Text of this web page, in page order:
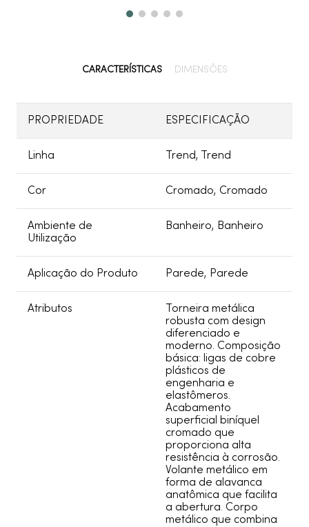
CARACTERÍSTICAS DIMENSÕES
PROPRIEDADE ESPECIFICAÇÃO
Linha Trend, Trend
Cor Cromado, Cromado
Ambiente de
Utilização
Banheiro, Banheiro
Aplicação do Produto Parede, Parede
Atributos
Torneira metálica
robusta com design
diferenciado e
moderno. Composição
básica: ligas de cobre
plásticos de
engenharia e
elastômeros.
Acabamento
superficial biníquel
cromado que
proporciona alta
resistência à corrosão.
Volante metálico em
forma de alavanca
anatômica que facilita
a abertura. Corpo
metálico que combina